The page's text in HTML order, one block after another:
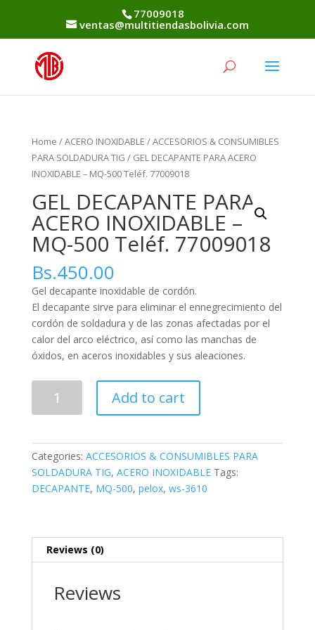
77009018
ventas@multitiendasbolivia.com
Home /ACERO INOXIDABLE /ACCESORIOS & CONSUMIBLES
PARA SOLDADURA TIG / GEL DECAPANTE PARA ACERO
INOXIDABLE – MQ-500 Teléf. 77009018
GEL DECAPANTE PARA
ACERO INOXIDABLE –
MQ-500 Teléf. 77009018
Bs.450.00
Gel decapante inoxidable de cordón.
El decapante sirve para eliminar el ennegrecimiento del
cordón de soldadura y de las zonas afectadas por el
calor del arco eléctrico, así como las manchas de
óxidos, en aceros inoxidables y sus aleaciones.
DECAPANTE
INOXIDABLE
-
MQ-
quantity
Add to cart
Categories: ACCESORIOS & CONSUMIBLES PARA
SOLDADURA TIG, ACERO INOXIDABLE Tags:
DECAPANTE, MQ-500, pelox, ws-3610
Reviews (0)
Reviews